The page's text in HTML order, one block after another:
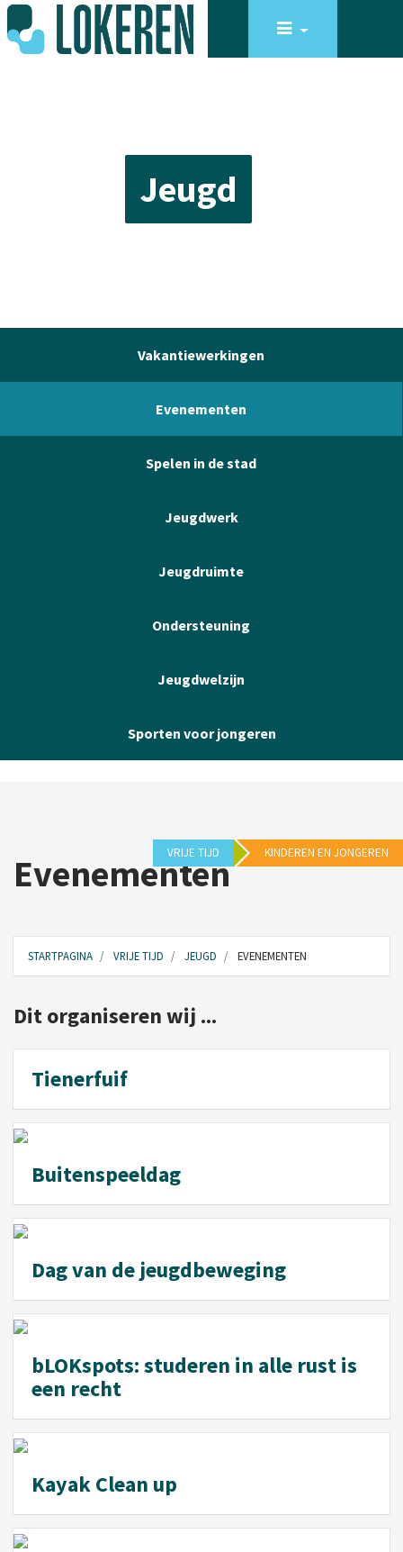
Jeugd
Vakantiewerkingen
Evenementen
Spelen in de stad
Jeugdwerk
Jeugdruimte
Ondersteuning
Jeugdwelzijn
Sporten voor jongeren
VRIJE TIJD KINDEREN EN JONGEREN
Evenementen
STARTPAGINA VRIJE TIJD JEUGD EVENEMENTEN
Dit organiseren wij ...
Tienerfuif
Buitenspeeldag
Dag van de jeugdbeweging
bLOKspots: studeren in alle rust is
een recht
Kayak Clean up